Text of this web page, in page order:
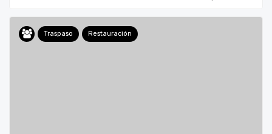
Traspaso Restauración